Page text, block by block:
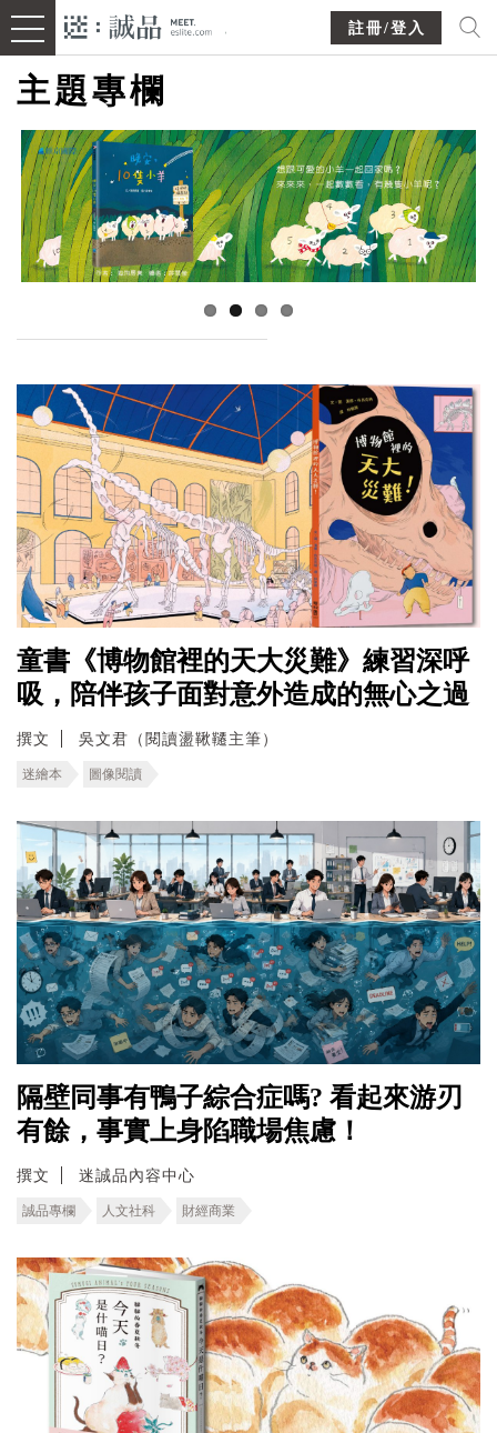
註冊/登入
主題專欄
童書《博物館裡的天大災難》練習深呼
吸，陪伴孩子面對意外造成的無心之過
撰文 吳文君（閱讀盪鞦韆主筆）
迷繪本 圖像閱讀
隔壁同事有鴨子綜合症嗎? 看起來游刃
有餘，事實上身陷職場焦慮！
撰文 迷誠品內容中心
誠品專欄 人文社科 財經商業